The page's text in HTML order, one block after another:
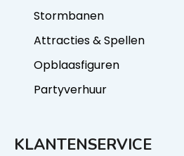
Stormbanen
Attracties & Spellen
Opblaasfiguren
Partyverhuur
KLANTENSERVICE